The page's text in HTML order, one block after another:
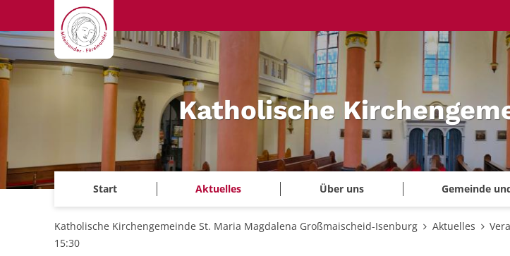
Zum Inhalt springen
Katholische
Start Aktuelles Über uns Gemeinde
Katholische Kirchengemeinde St. Maria Magdalena Großmaischeid-Isenburg Aktuelles
15:30